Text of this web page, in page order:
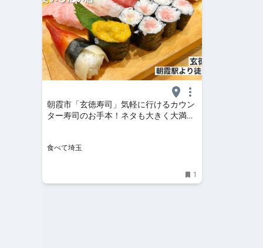
朝霞市「玄徳寿司」気軽に行けるカウン
ター寿司のお手本！ネタも大きく大満足
食べて埼玉
1